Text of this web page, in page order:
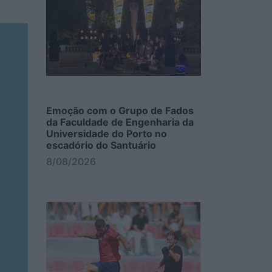
Emoção com o Grupo de Fados
da Faculdade de Engenharia da
Universidade do Porto no
escadório do Santuário
8/08/2026